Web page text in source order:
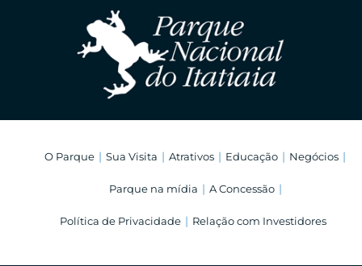
O Parque Sua Visita Atrativos Educação Negócios
Parque na mídia A Concessão
Política de Privacidade Relação com Investidores